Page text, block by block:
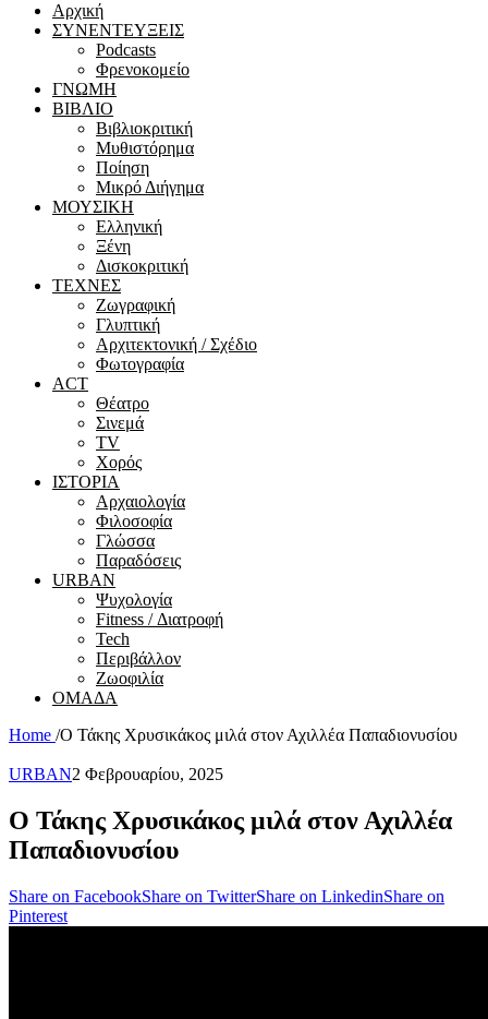
Αρχική
ΣΥΝΕΝΤΕΥΞΕΙΣ
Podcasts
Φρενοκομείο
ΓΝΩΜΗ
ΒΙΒΛΙΟ
Βιβλιοκριτική
Μυθιστόρημα
Ποίηση
Μικρό Διήγημα
ΜΟΥΣΙΚΗ
Ελληνική
Ξένη
Δισκοκριτική
ΤΕΧΝΕΣ
Ζωγραφική
Γλυπτική
Αρχιτεκτονική / Σχέδιο
Φωτογραφία
ACT
Θέατρο
Σινεμά
ΤV
Χορός
ΙΣΤΟΡΙΑ
Αρχαιολογία
Φιλοσοφία
Γλώσσα
Παραδόσεις
URBAN
Ψυχολογία
Fitness / Διατροφή
Tech
Περιβάλλον
Ζωοφιλία
ΟΜΑΔΑ
Home /Ο Τάκης Χρυσικάκος μιλά στον Αχιλλέα Παπαδιονυσίου
URBAN2 Φεβρουαρίου, 2025
Ο Τάκης Χρυσικάκος μιλά στον Αχιλλέα
Παπαδιονυσίου
Share on FacebookShare on TwitterShare on LinkedinShare on
Pinterest